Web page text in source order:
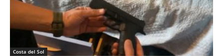
Costa del Sol